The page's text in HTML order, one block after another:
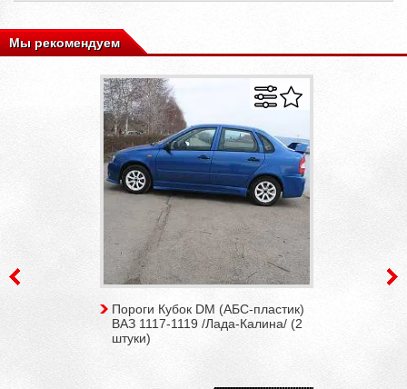
Мы рекомендуем
Пороги Кубок DM (АБС-пластик)
ВАЗ 1117-1119 /Лада-Калина/ (2
штуки)